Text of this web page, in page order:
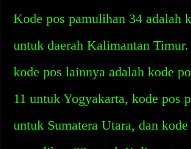
Kode pos pamulihan 34 adalah
untuk daerah Kalimantan Timur.
kode pos lainnya adalah kode
11 untuk Yogyakarta, kode pos
untuk Sumatera Utara, dan kode